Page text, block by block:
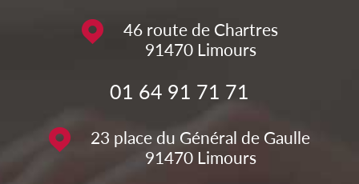
46 route de Chartres
91470 Limours
01 64 91 71 71
23 place du Général de Gaulle
91470 Limours